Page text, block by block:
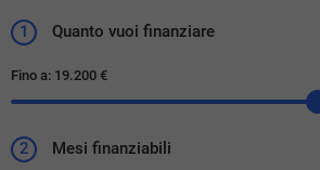
1 Quanto vuoi finanziare
Fino a: 19.200 €
2 Mesi finanziabili